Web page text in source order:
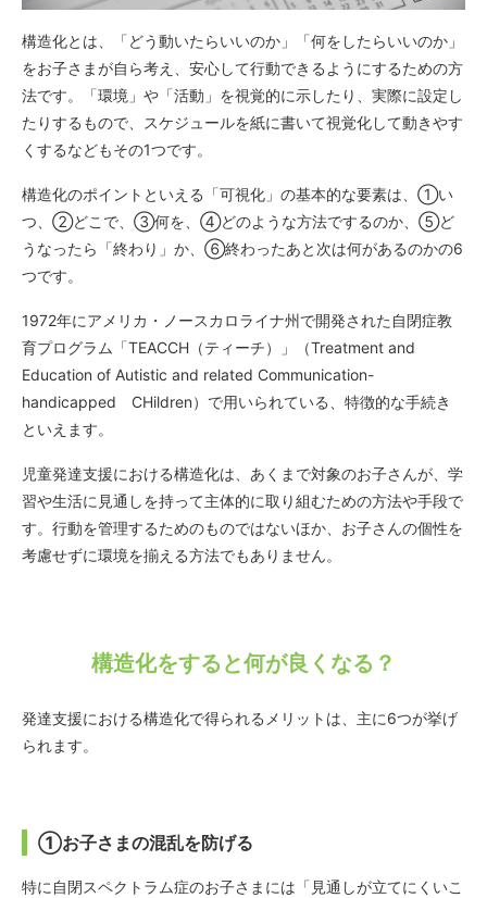
構造化とは、「どう動いたらいいのか」「何をしたらいいのか」
をお子さまが自ら考え、安心して行動できるようにするための方
法です。「環境」や「活動」を視覚的に示したり、実際に設定し
たりするもので、スケジュールを紙に書いて視覚化して動きやす
くするなどもその1つです。
構造化のポイントといえる「可視化」の基本的な要素は、①い
つ、②どこで、③何を、④どのような方法でするのか、⑤ど
うなったら「終わり」か、⑥終わったあと次は何があるのかの6
つです。
1972年にアメリカ・ノースカロライナ州で開発された自閉症教
育プログラム「TEACCH（ティーチ）」（Treatment and
Education of Autistic and related Communication-
handicapped CHildren）で用いられている、特徴的な手続き
といえます。
児童発達支援における構造化は、あくまで対象のお子さんが、学
習や生活に見通しを持って主体的に取り組むための方法や手段で
す。行動を管理するためのものではないほか、お子さんの個性を
考慮せずに環境を揃える方法でもありません。
構造化をすると何が良くなる？
発達支援における構造化で得られるメリットは、主に6つが挙げ
られます。
①お子さまの混乱を防げる
特に自閉スペクトラム症のお子さまには「見通しが立てにくいこ